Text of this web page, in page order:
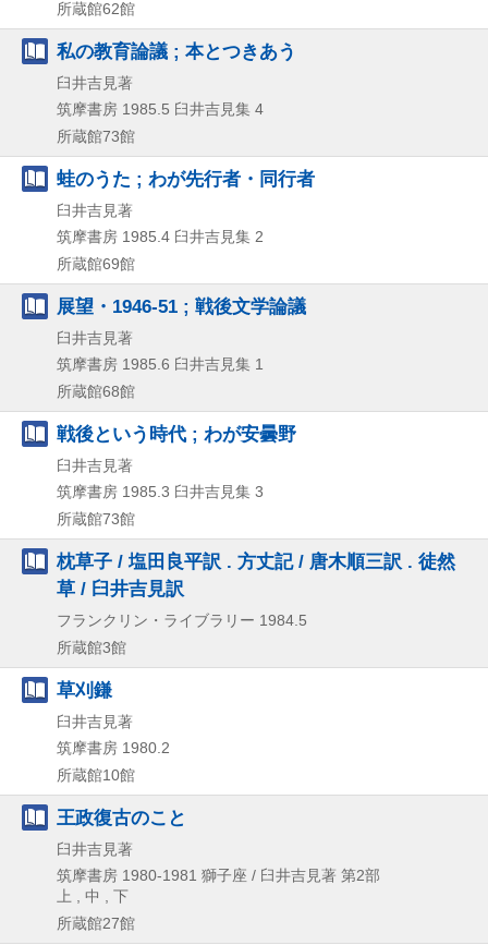
所蔵館62館
私の教育論議 ; 本とつきあう
臼井吉見著
筑摩書房 1985.5 臼井吉見集 4
所蔵館73館
蛙のうた ; わが先行者・同行者
臼井吉見著
筑摩書房 1985.4 臼井吉見集 2
所蔵館69館
展望・1946-51 ; 戦後文学論議
臼井吉見著
筑摩書房 1985.6 臼井吉見集 1
所蔵館68館
戦後という時代 ; わが安曇野
臼井吉見著
筑摩書房 1985.3 臼井吉見集 3
所蔵館73館
枕​草​子​ ​/​ ​塩​田​良​平​訳​ ​.​ ​方​丈​記​ ​/​ ​唐​木​順​三​訳​ ​.​ ​徒​然​
草​ ​/​ ​臼​井​吉​見​訳​
フランクリン・ライブラリー 1984.5
所蔵館3館
草刈鎌
臼井吉見著
筑摩書房 1980.2
所蔵館10館
王政復古のこと
臼井吉見著
筑摩書房 1980-1981 獅子座 / 臼井吉見著 第2部
上 , 中 , 下
所蔵館27館